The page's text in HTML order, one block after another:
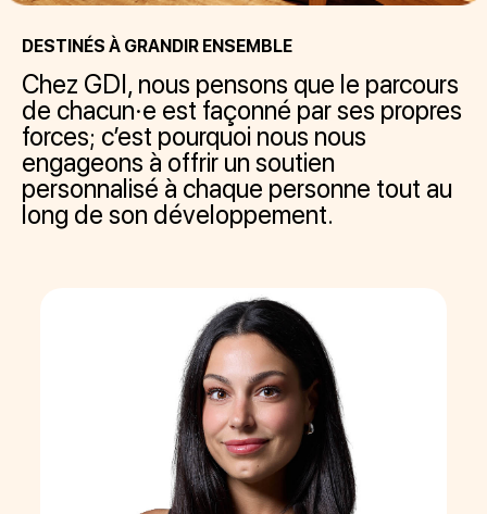
DESTINÉS À GRANDIR ENSEMBLE
Chez GDI, nous pensons que le parcours
de chacun·e est façonné par ses propres
forces; c’est pourquoi nous nous
engageons à offrir un soutien
personnalisé à chaque personne tout au
long de son développement.